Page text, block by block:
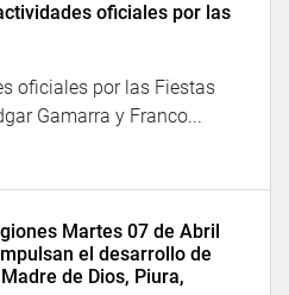
oficiales por las
oficiales por las Fiestas
Gamarra y Franco...
Martes 07 de Abril
el desarrollo de
de Dios, Piura,